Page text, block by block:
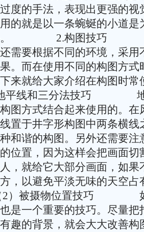
度的手法，表现出更强的视
的就是以一条蜿蜒的小道是
果。 2.构图技巧
需要根据不同的环境，采用
。而在使用不同的构图方式
来就给大家介绍在构图时常
和三分法技巧 地平
图方式结合起来使用的。在
置于井字形构图中两条横线
和谐的构图。另外还需要注
位置，因为这样会把画面切
，就给它大部分画面，如果
，以避免平淡无味的天空占
摄物位置技巧 如
是一个重要的技巧。尽量把
趣的背景，就会大大改善构